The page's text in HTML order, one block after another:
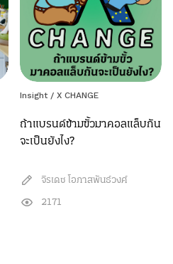
Insight / X CHANGE
ถ้าแบรนด์ข้ามขั้วมาคอลแล็บกัน
จะเป็นยังไง?
จิรเดช โอภาสพันธ์วงศ์
2171